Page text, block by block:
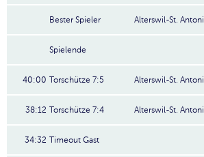
Bester Spieler Alterswil-St. Antoni
Spielende
40:00 Torschütze 7:5 Alterswil-St. Antoni
38:12 Torschütze 7:4 Alterswil-St. Antoni
34:32 Timeout Gast